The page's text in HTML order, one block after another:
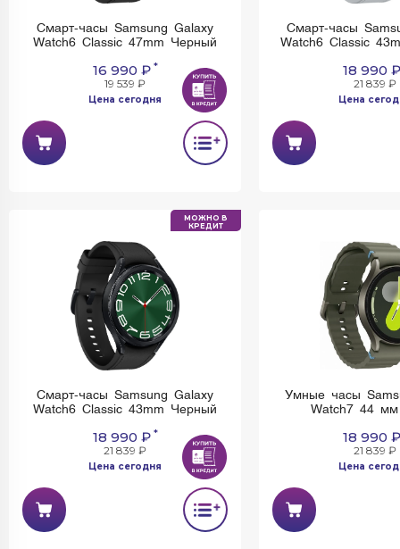
Смарт-часы Samsung Galaxy
Watch6 Classic 47mm Черный
16 990 ₽*
19 539 ₽
Цена сегодня
Смарт-часы
Watch6 Classic
18 990 ₽
21 839 ₽
Цена
МОЖНО В
КРЕДИТ
Смарт-часы Samsung Galaxy
Watch6 Classic 43mm Черный
18 990 ₽*
21 839 ₽
Цена сегодня
Умные часы
Watch7 44 мм
18 990 ₽
21 839 ₽
Цена